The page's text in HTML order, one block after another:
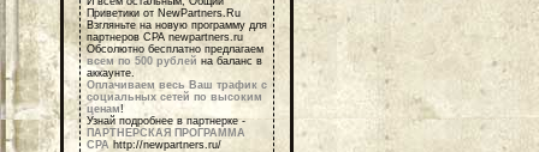
Приветики от NewPartners.Ru
Взгляньте на новую программу для
партнеров СРА newpartners.ru
Обсолютно бесплатно предлагаем
всем по 500 рублей на баланс в
аккаунте.
Оплачиваем весь Ваш трафик с
социальных сетей по высоким
ценам!
Узнай подробнее в партнерке -
ПАРТНЕРСКАЯ ПРОГРАММА
СРА http://newpartners.ru/